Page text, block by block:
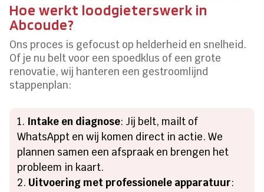
Hoe werkt loodgieterswerk in
Abcoude?
Ons proces is gefocust op helderheid en snelheid.
Of je nu belt voor een spoedklus of een grote
renovatie, wij hanteren een gestroomlijnd
stappenplan:
Intake en diagnose: Jij belt, mailt of
WhatsAppt en wij komen direct in actie. We
plannen samen een afspraak en brengen het
probleem in kaart.
Uitvoering met professionele apparatuur: